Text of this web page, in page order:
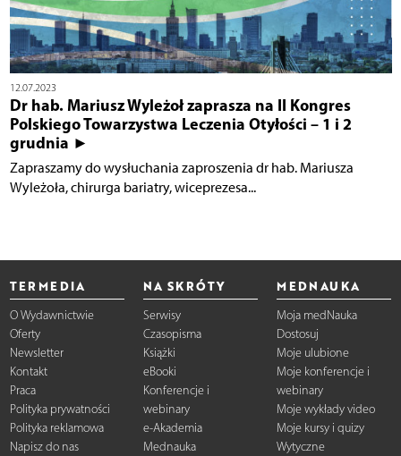
12.07.2023
Dr hab. Mariusz Wyleżoł zaprasza na II Kongres
Polskiego Towarzystwa Leczenia Otyłości – 1 i 2
grudnia ►
Zapraszamy do wysłuchania zaproszenia dr hab. Mariusza
Wyleżoła, chirurga bariatry, wiceprezesa...
TERMEDIA
O Wydawnictwie
Oferty
Newsletter
Kontakt
Praca
Polityka prywatności
Polityka reklamowa
Napisz do nas
NA SKRÓTY
Serwisy
Czasopisma
Książki
eBooki
Konferencje i
webinary
e-Akademia
Mednauka
MEDNAUKA
Moja medNauka
Dostosuj
Moje ulubione
Moje konferencje i
webinary
Moje wykłady video
Moje kursy i quizy
Wytyczne